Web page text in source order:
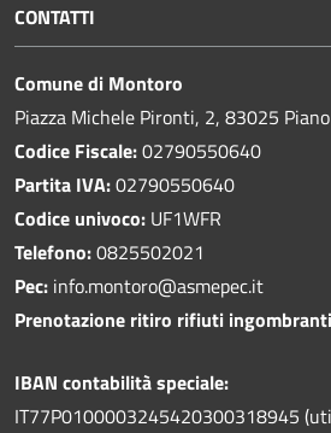
CONTATTI
Comune di Montoro
Piazza Michele Pironti, 2, 83025
Codice Fiscale:02790550640
Partita IVA:02790550640
Codice univoco: UF1WFR
Telefono:0825502021
Pec: info.montoro@asmepec.it
Prenotazione ritiro rifiuti
IBAN contabilità speciale:
IT77P0100003245420300318945